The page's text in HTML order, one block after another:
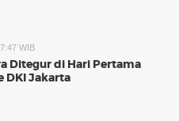
WIB
Ditegur di Hari Pertama
DKI Jakarta